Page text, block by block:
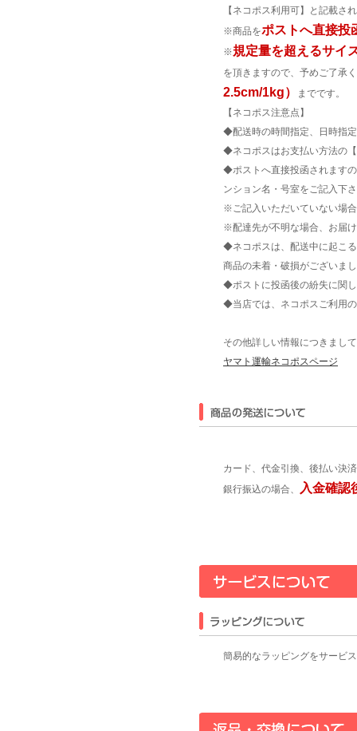
【ネコポス利用可】と記載さ
※商品をポストへ直接投
※規定量を超えるサイ
を頂きますので、予めご了承
2.5cm/1kg）
までです。
【ネコポス注意点】
◆配送時の時間指定、日時指
◆ネコポスはお支払い方法の
◆ポストへ直接投函されます
ンション名・号室をご記入下
※ご記入いただいていない場
※配達先が不明な場合、お届
◆ネコポスは、配送中に起こ
商品の未着・破損がございま
◆ポストに投函後の紛失に関
◆当店では、ネコポスご利用
その他詳しい情報につきまし
ヤマト運輸ネコポスページ
カード、代金引換、後払い決
銀行振込の場合、
入金確認
簡易的なラッピングをサービ